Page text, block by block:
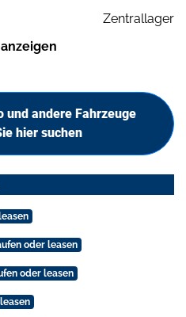
Zentrallager
und andere Fahrzeuge
hier suchen
oder leasen
oder leasen